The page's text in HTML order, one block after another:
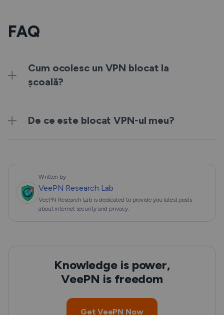
FAQ
Cum ocolesc un VPN blocat la
școală?
De ce este blocat VPN-ul meu?
Written by
VeePN Research Lab
VeePN Research Lab is dedicated to provide you latest posts
about internet security and privacy.
Knowledge is power,
VeePN is freedom
Get VeePN Now